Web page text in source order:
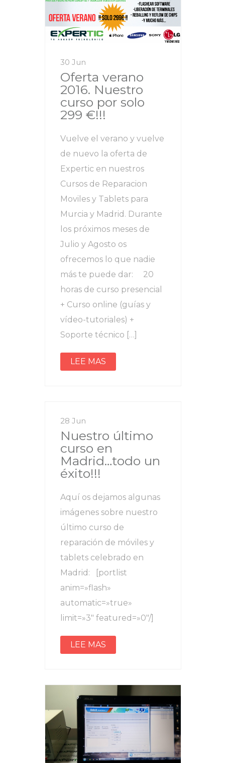
30 Jun
Oferta verano
2016. Nuestro
curso por solo
299 €!!!
Vuelve el verano y vuelve
de nuevo la oferta de
Expertic en nuestros
Cursos de Reparacion
Moviles y Tablets para
Murcia y Madrid. Durante
los próximos meses de
Julio y Agosto os
ofrecemos lo que nadie
más te puede dar: 20
horas de curso presencial
+ Curso online (guías y
vídeo-tutoriales) +
Soporte técnico […]
LEE MAS
28 Jun
Nuestro último
curso en
Madrid…todo un
éxito!!!
Aquí os dejamos algunas
imágenes sobre nuestro
último curso de
reparación de móviles y
tablets celebrado en
Madrid: [portlist
anim=»flash»
automatic=»true»
limit=»3″ featured=»0″/]
LEE MAS